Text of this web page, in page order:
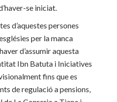
se iniciat.
d’aquestes persones
per la manca
d’assumir aquesta
Ibn Batuta i Iniciatives
fins que es
de regulació a pensions,